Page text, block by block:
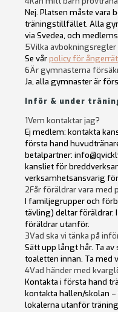
Nej. Platsen måste vara
träningstillfället. Alla
via Svedea, och
5Vilka avbokningsregler
Se vårpolicy för
6Är gymnasterna
Ja, alla gymnaster är
Inför & under
1Vem kontaktar jag?
Ej medlem: kontakta
första hand
betalpartner:
kansliet för
verksamhetsansvarig
2Får föräldrar vara med
I familjegrupper och
tävling) deltar föräldrar.
föräldrar utanför.
3Vad ska vi tänka på
Sätt upp långt hår. Ta av
toaletten innan. Ta med
4Vad händer med
Kontakta i första hand
kontakta hallen/skolan
lokalerna utanför